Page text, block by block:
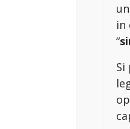
in
“